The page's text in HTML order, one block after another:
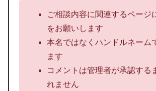
ご相談内容に関連するページ
をお願いします
本名ではなくハンドルネーム
ます
コメントは管理者が承認する
れません